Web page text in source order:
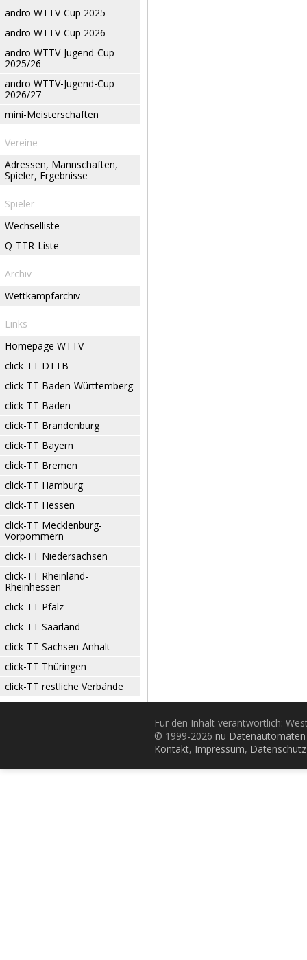
andro WTTV-Cup 2025
andro WTTV-Cup 2026
andro WTTV-Jugend-Cup
2025/26
andro WTTV-Jugend-Cup
2026/27
mini-Meisterschaften
Vereine
Adressen, Mannschaften,
Spieler, Ergebnisse
Spieler
Wechselliste
Q-TTR-Liste
Archiv
Wettkampfarchiv
Links
Homepage WTTV
click-TT DTTB
click-TT Baden-Württemberg
click-TT Baden
click-TT Brandenburg
click-TT Bayern
click-TT Bremen
click-TT Hamburg
click-TT Hessen
click-TT Mecklenburg-
Vorpommern
click-TT Niedersachsen
click-TT Rheinland-
Rheinhessen
click-TT Pfalz
click-TT Saarland
click-TT Sachsen-Anhalt
click-TT Thüringen
click-TT restliche Verbände
Für den Inhalt verantwortlich:
© 1999-2026 nu
Kontakt, Impressum, Datenschutz